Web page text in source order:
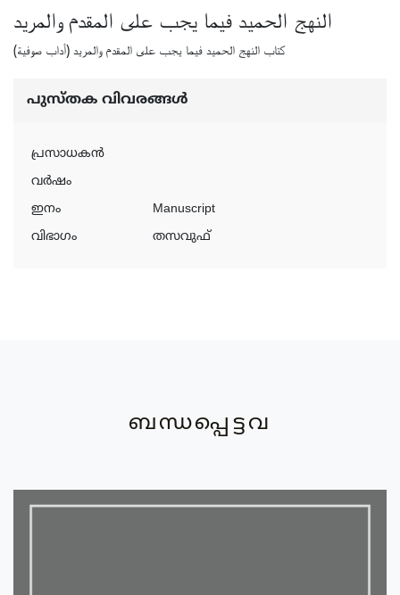
النهج الحميد فيما يجب على المقدم والمريد
كتاب النهج الحميد فيما يجب على المقدم والمريد (أداب صوفية)
പുസ്‌തക വിവരങ്ങള്‍
പ്രസാധകന്‍
വര്‍ഷം
ഇനം
Manuscript
വിഭാഗം
തസവുഫ്‌
ബന്ധപ്പെട്ടവ